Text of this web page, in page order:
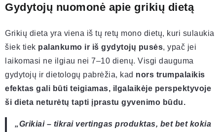
Gydytojų nuomonė apie grikių dietą
Grikių dieta yra viena iš tų retų mono dietų, kuri sulaukia
šiek tiek palankumo ir iš gydytojų pusės, ypač jei
laikomasi ne ilgiau nei 7–10 dienų. Visgi dauguma
gydytojų ir dietologų pabrėžia, kad nors trumpalaikis
efektas gali būti teigiamas, ilgalaikėje perspektyvoje
ši dieta neturėtų tapti įprastu gyvenimo būdu.
„Grikiai – tikrai vertingas produktas, bet bet kokia